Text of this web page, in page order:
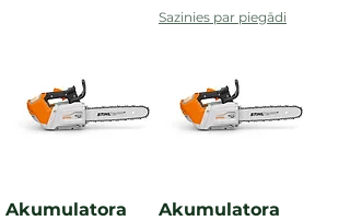
Sazinies par piegādi
Akumulatora
Akumulatora